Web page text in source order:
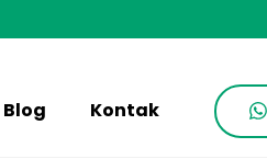
Blog Kontak